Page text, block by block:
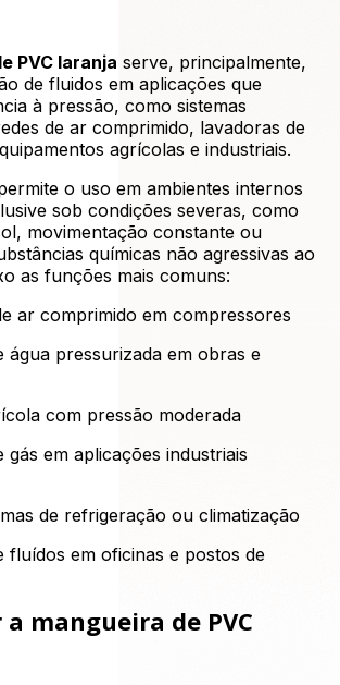
PVC laranja serve, principalmente,
de fluidos em aplicações que
à pressão, como sistemas
de ar comprimido, lavadoras de
agrícolas e industriais.
o uso em ambientes internos
sob condições severas, como
movimentação constante ou
químicas não agressivas ao
as funções mais comuns:
ar comprimido em compressores
água pressurizada em obras e
com pressão moderada
gás em aplicações industriais
de refrigeração ou climatização
fluídos em oficinas e postos de
mangueira de PVC